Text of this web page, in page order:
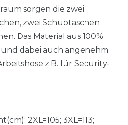
sorgen die zwei
zwei Schubtaschen
Das Material aus 100%
dabei auch angenehm
z.B. für Security-
(cm): 2XL=105; 3XL=113;